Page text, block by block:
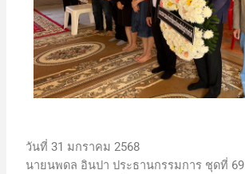
วันที่ 31 มกราคม 2568
นายนพดล อินปา ประธานกรรมการ ชุดที่ 69